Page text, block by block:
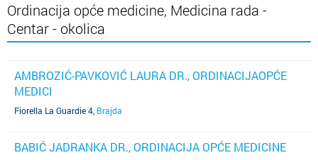
Ordinacija opće medicine, Medicina rada -
Centar - okolica
AMBROZIĆ-PAVKOVIĆ LAURA DR., ORDINACIJAOPĆE
MEDICI
Fiorella La Guardie 4 Brajda
BABIĆ JADRANKA DR., ORDINACIJA OPĆE MEDICINE